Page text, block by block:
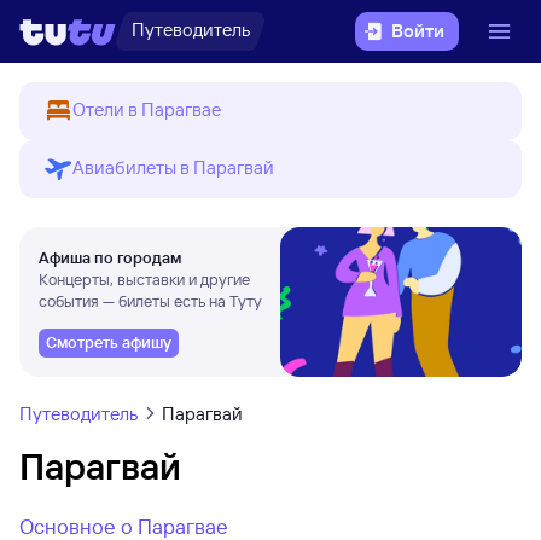
Путеводитель Войти
Отели в Парагвае
Авиабилеты в Парагвай
Афиша по городам
Концерты, выставки и другие
события — билеты есть на Туту
Смотреть афишу
Путеводитель Парагвай
Парагвай
Основное о Парагвае